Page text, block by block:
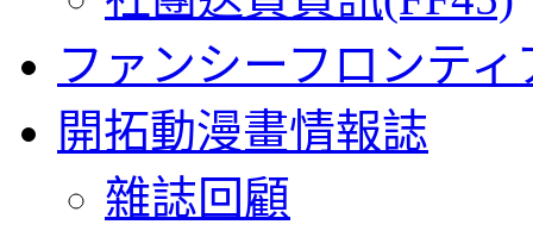
ファンシーフロンティ
開拓動漫畫情報誌
雜誌回顧